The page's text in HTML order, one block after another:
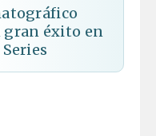
gran éxito en